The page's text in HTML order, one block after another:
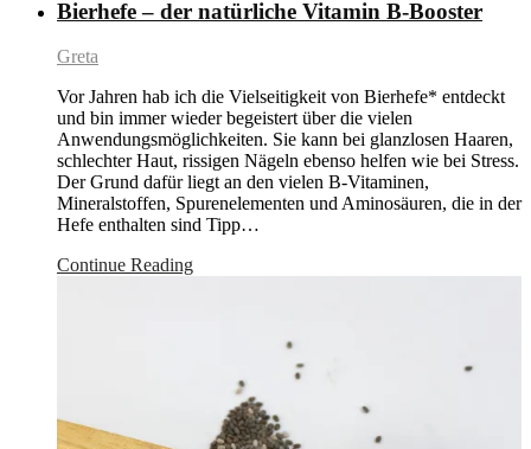
Bierhefe – der natürliche Vitamin B-Booster
Greta
Vor Jahren hab ich die Vielseitigkeit von Bierhefe* entdeckt
und bin immer wieder begeistert über die vielen
Anwendungsmöglichkeiten. Sie kann bei glanzlosen Haaren,
schlechter Haut, rissigen Nägeln ebenso helfen wie bei Stress.
Der Grund dafür liegt an den vielen B-Vitaminen,
Mineralstoffen, Spurenelementen und Aminosäuren, die in der
Hefe enthalten sind Tipp…
Continue Reading